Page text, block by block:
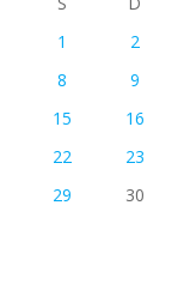
1
2
8
9
15
16
22
23
29
30